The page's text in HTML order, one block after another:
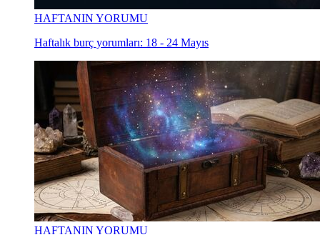
HAFTANIN YORUMU
Haftalık burç yorumları: 18 - 24 Mayıs
HAFTANIN YORUMU